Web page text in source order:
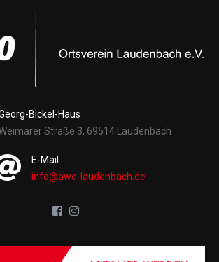
Bickel-Haus
Straße 3, 69514 Laudenbach
E-Mail
info@awo-laudenbach.de